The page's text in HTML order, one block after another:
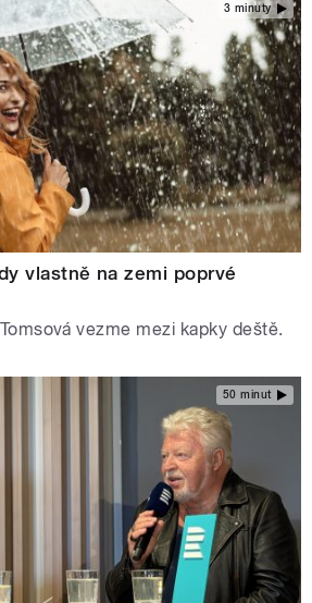
3 minuty
vlastně na zemi poprvé
vezme mezi kapky deště.
50 minut